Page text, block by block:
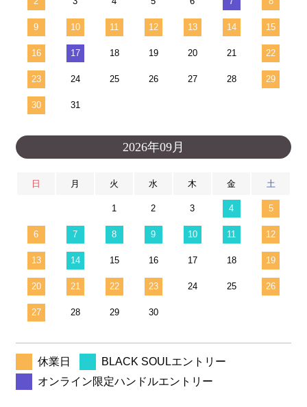
9 10 11 12 13 14 15
16 17 18 19 20 21 22
23 24 25 26 27 28 29
30 31
2026年09月
日 月 火 水 木 金 土
1 2 3 4 5
6 7 8 9 10 11 12
13 14 15 16 17 18 19
20 21 22 23 24 25 26
27 28 29 30
休業日
BLACK SOULエントリー
オンライン限定ハンドルエントリー